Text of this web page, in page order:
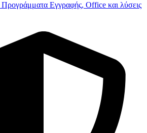
Προγράμματα Εγγραφής, Office και λύσεις